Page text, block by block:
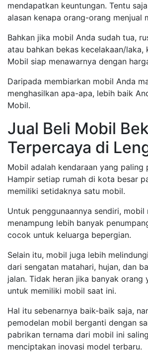
mendapatkan keuntungan. Tentu
alasan kenapa orang-orang menjual
Bahkan jika mobil Anda sudah tua,
atau bahkan bekas kecelakaan/laka,
Mobil siap menawarnya dengan
Daripada membiarkan mobil Anda
menghasilkan apa-apa, lebih baik
Mobil.
Jual Beli Mobil
Terpercaya di
Mobil adalah kendaraan yang paling
Hampir setiap rumah di kota besar
memiliki setidaknya satu mobil.
Untuk penggunaannya sendiri, mobil
menampung lebih banyak
cocok untuk keluarga bepergian.
Selain itu, mobil juga lebih
dari sengatan matahari, hujan, dan
jalan. Tidak heran jika banyak orang
untuk memiliki mobil saat ini.
Hal itu sebenarnya baik-baik saja,
pemodelan mobil berganti dengan
pabrikan ternama dari mobil ini
menciptakan inovasi model terbaru.